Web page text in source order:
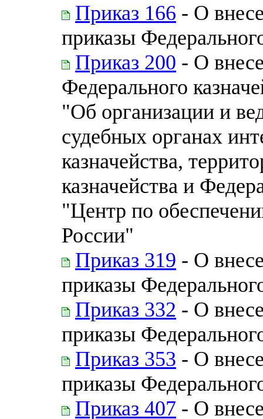
Приказ 166 - О
приказы
Приказ 200 - О
Федерального
"Об организации и
судебных органах
казначейства,
казначейства и
"Центр по
России"
Приказ 319 - О
приказы
Приказ 332 - О
приказы
Приказ 353 - О
приказы
Приказ 407 - О